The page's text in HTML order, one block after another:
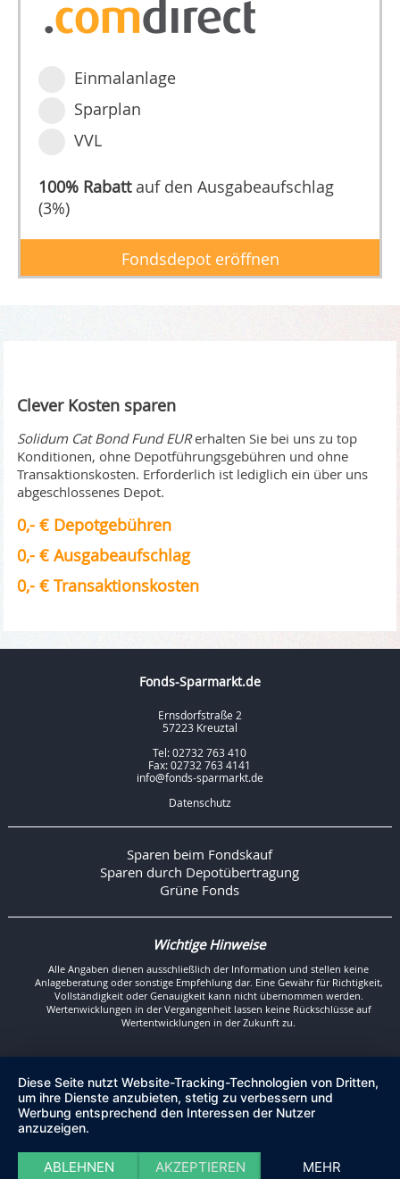
Einmalanlage
Sparplan
VVL
100% Rabattauf den Ausgabeaufschlag
(3%)
Fondsdepot eröffnen
Clever Kosten sparen
Solidum Cat Bond Fund EURerhalten Sie bei uns zu top
Konditionen, ohne Depotführungsgebühren und ohne
Transaktionskosten. Erforderlich ist lediglich ein über uns
abgeschlossenes Depot.
0,- € Depotgebühren
0,- € Ausgabeaufschlag
0,- € Transaktionskosten
Fonds-Sparmarkt.de
Ernsdorfstraße 2
57223 Kreuztal
Tel: 02732 763 410
Fax: 02732 763 4141
info@fonds-sparmarkt.de
Datenschutz
Sparen beim Fondskauf
Sparen durch Depotübertragung
Grüne Fonds
Wichtige Hinweise
Alle Angaben dienen ausschließlich der Information und stellen keine
Anlageberatung oder sonstige Empfehlung dar. Eine Gewähr für Richtigkeit,
Vollständigkeit oder Genauigkeit kann nicht übernommen werden.
Wertenwicklungen in der Vergangenheit lassen keine Rückschlüsse auf
Wertentwicklungen in der Zukunft zu.
Diese Seite nutzt Website-Tracking-Technologien von Dritten,
um ihre Dienste anzubieten, stetig zu verbessern und
Werbung entsprechend den Interessen der Nutzer
anzuzeigen.
ABLEHNEN AKZEPTIEREN MEHR